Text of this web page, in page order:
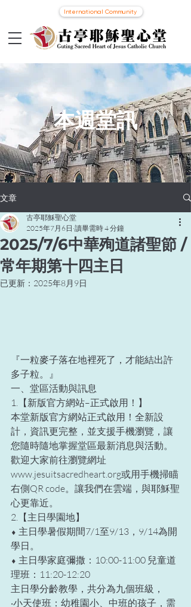
International Community
本週堂訊
文章
2025/7/6中華殉道諸聖節 /
常年期第十四主日
古亭耶穌聖心堂
2025年7月6日 讀畢需時 4 分鐘
已更新： 2025年8月9日
『一粒麥子落在地裡死了，才能結出許
多子粒。』
一、堂區活動與訊息
1.【新版官方網站–正式啟用！】
本堂新版官方網站正式啟用！全新設
計，資訊更完整，並支援手機瀏覽，讓
您隨時隨地掌握堂區最新消息與活動。
歡迎大家前往瀏覽網址
www.jesuitsacredheart.org或用手機掃瞄
右側QR code。讓我們在雲端，與耶穌聖
心更靠近。
2.【主日學園地】
⬧ 主日學暑假期間7/1至9/13，9/14為開
學日。
⬧ 主日學家庭彌撒：10:00-11:00 兒童道
理班：11:20-12:20
主日學分齡教學，共分為九個班級，
‧小天使班：幼稚園小、中班的孩子，需